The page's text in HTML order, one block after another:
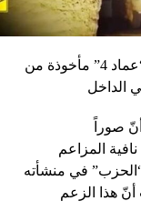
“النهار” تكشف حقيقة صور في فيديو نفق “عماد 4” مأخوذة من
الداخل
صوراً
نافية المزاعم
في منشأته
أنّ هذا الزعم